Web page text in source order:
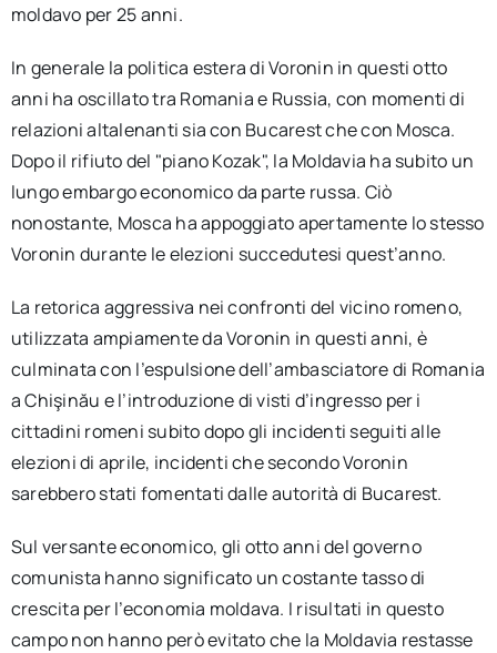
moldavo per 25 anni.
In generale la politica estera di Voronin in questi otto
anni ha oscillato tra Romania e Russia, con momenti di
relazioni altalenanti sia con Bucarest che con Mosca.
Dopo il rifiuto del "piano Kozak", la Moldavia ha subito un
lungo embargo economico da parte russa. Ciò
nonostante, Mosca ha appoggiato apertamente lo stesso
Voronin durante le elezioni succedutesi quest’anno.
La retorica aggressiva nei confronti del vicino romeno,
utilizzata ampiamente da Voronin in questi anni, è
culminata con l’espulsione dell’ambasciatore di Romania
a Chişinău e l’introduzione di visti d’ingresso per i
cittadini romeni subito dopo gli incidenti seguiti alle
elezioni di aprile, incidenti che secondo Voronin
sarebbero stati fomentati dalle autorità di Bucarest.
Sul versante economico, gli otto anni del governo
comunista hanno significato un costante tasso di
crescita per l’economia moldava. I risultati in questo
campo non hanno però evitato che la Moldavia restasse